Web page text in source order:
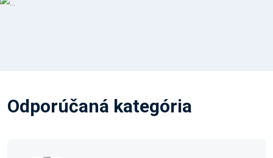
Odporúčaná kategória